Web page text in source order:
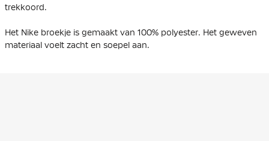
trekkoord.
Het Nike broekje is gemaakt van 100% polyester. Het geweven
materiaal voelt zacht en soepel aan.